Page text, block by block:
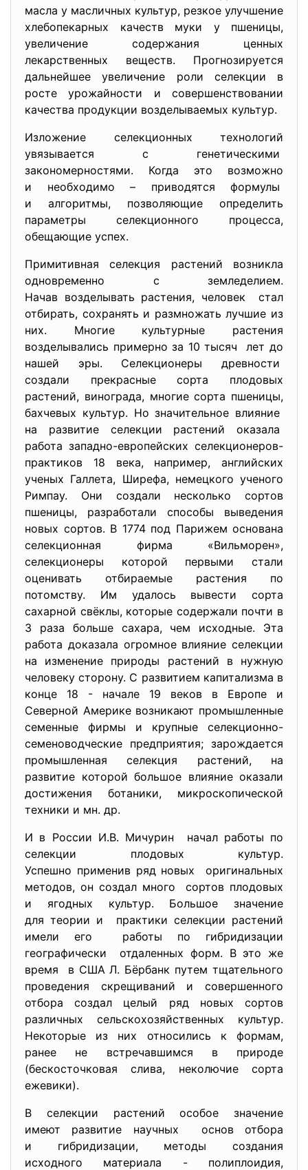
масла у масличных культур, резкое улучшение
хлебопекарных качеств муки у пшеницы,
увеличение содержания ценных
лекарственных веществ. Прогнозируется
дальнейшее увеличение роли селекции в
росте урожайности и совершенствовании
качества продукции возделываемых культур.
Изложение селекционных технологий
увязывается с генетическими
закономерностями. Когда это возможно
и необходимо – приводятся формулы
и алгоритмы, позволяющие определить
параметры селекционного процесса,
обещающие успех.
Примитивная селекция растений возникла
одновременно с земледелием.
Начав возделывать растения, человек стал
отбирать, сохранять и размножать лучшие из
них. Многие культурные растения
возделывались примерно за 10 тысяч лет до
нашей эры. Селекционеры древности
создали прекрасные сорта плодовых
растений, винограда, многие сорта пшеницы,
бахчевых культур. Но значительное влияние
на развитие селекции растений оказала
работа западно-европейских селекционеров-
практиков 18 века, например, английских
ученых Галлета, Ширефа, немецкого ученого
Римпау. Они создали несколько сортов
пшеницы, разработали способы выведения
новых сортов. В 1774 под Парижем основана
селекционная фирма «Вильморен»,
селекционеры которой первыми стали
оценивать отбираемые растения по
потомству. Им удалось вывести сорта
сахарной свёклы, которые содержали почти в
3 раза больше сахара, чем исходные. Эта
работа доказала огромное влияние селекции
на изменение природы растений в нужную
человеку сторону. С развитием капитализма в
конце 18 - начале 19 веков в Европе и
Северной Америке возникают промышленные
семенные фирмы и крупные селекционно-
семеноводческие предприятия; зарождается
промышленная селекция растений, на
развитие которой большое влияние оказали
достижения ботаники, микроскопической
техники и мн. др.
И в России И.В. Мичурин начал работы по
селекции плодовых культур.
Успешно применив ряд новых оригинальных
методов, он создал много сортов плодовых
и ягодных культур. Большое значение
для теории и практики селекции растений
имели его работы по гибридизации
географически отдаленных форм. В это же
время в США Л. Бёрбанк путем тщательного
проведения скрещиваний и совершенного
отбора создал целый ряд новых сортов
различных сельскохозяйственных культур.
Некоторые из них относились к формам,
ранее не встречавшимся в природе
(бескосточковая слива, неколючие сорта
ежевики).
В селекции растений особое значение
имеют развитие научных основ отбора
и гибридизации, методы создания
исходного материала - полиплоидия,